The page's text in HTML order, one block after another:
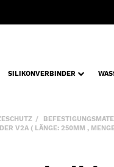
SILIKONVERBINDER
V2A ( LÄNGE: 250MM ,